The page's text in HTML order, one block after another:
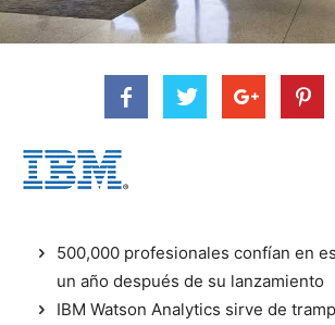
500,000 profesionales confían en
un año después de su lanzamiento
IBM Watson Analytics sirve de